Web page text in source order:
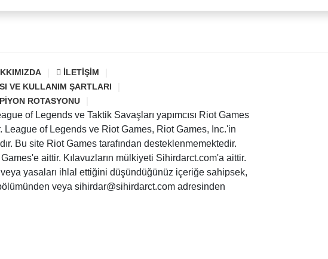
İLETIŞIM
VE KULLANIM ŞARTLARI
ROTASYONU
of Legends ve Taktik Savaşları yapımcısı Riot Games
League of Legends ve Riot Games, Riot Games, Inc.'in
Bu site Riot Games tarafından desteklenmemektedir.
aittir. Kılavuzların mülkiyeti Sihirdarct.com'a aittir.
yasaları ihlal ettiğini düşündüğünüz içeriğe sahipsek,
veya sihirdar@sihirdarct.com adresinden